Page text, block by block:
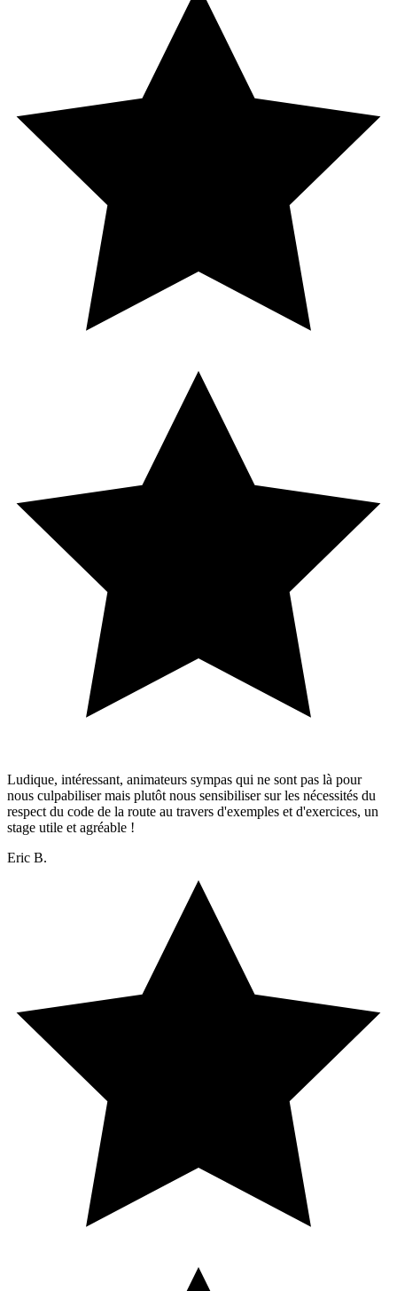
Ludique, intéressant, animateurs sympas qui ne sont pas là pour
nous culpabiliser mais plutôt nous sensibiliser sur les nécessités du
respect du code de la route au travers d'exemples et d'exercices, un
stage utile et agréable !
Eric B.